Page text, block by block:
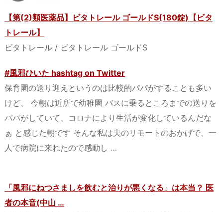
【第(2)類医薬品】ビタトレール ゴールドS(180錠)【ビタ
トレール】
ビタトレール / ビタトレール ゴールドS
#風邪ひいた hashtag on Twitter
保育園の送り迎えというのは比較的パパがすることも多い
けど、 今朝は近所で幼稚園 バスに乗るところまでの送りを
パパがしていて、コロナにより生活が変化しているんだな
ぁ と感じた朝です そんな私は夫のリモートのおかげで、一
人で病院に来れたので感動し …
「風邪にねつさましを飲むと治りが悪くなる」は本当？ 医
者の本音(中山 …